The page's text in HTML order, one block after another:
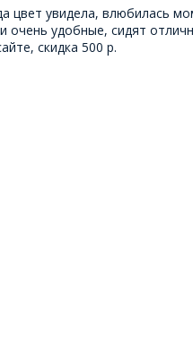
цвет увидела, влюбилась
очень удобные, сидят
скидка 500 р.